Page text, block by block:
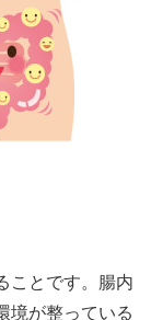
ことです。腸内
境が整っている